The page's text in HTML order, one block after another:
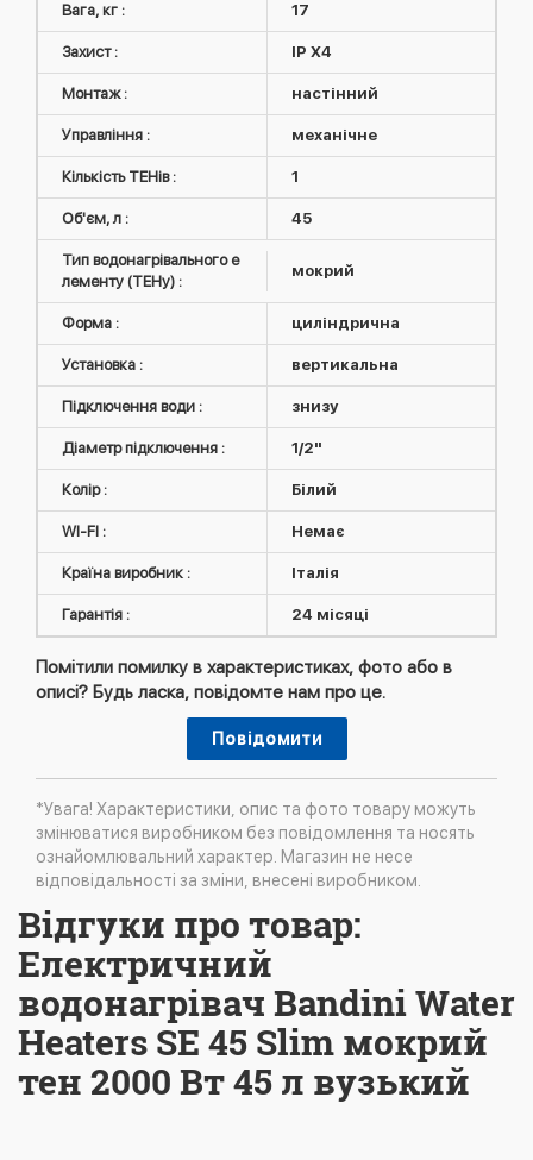
Вага, кг : 17
Захист : IP X4
Монтаж : настінний
Управління : механічне
Кількість ТЕНів : 1
Об'єм, л : 45
Тип водонагрівального е
лементу (ТЕНу) :
мокрий
Форма : циліндрична
Установка : вертикальна
Підключення води : знизу
Діаметр підключення : 1/2"
Колір : Білий
WI-FI : Немає
Країна виробник : Італія
Гарантія : 24 місяці
Помітили помилку в характеристиках, фото або в
описі? Будь ласка, повідомте нам про це.
Повідомити
*Увага! Характеристики, опис та фото товару можуть
змінюватися виробником без повідомлення та носять
ознайомлювальний характер. Магазин не несе
відповідальності за зміни, внесені виробником.
Відгуки про товар:
Електричний
водонагрівач Bandini Water
Heaters SE 45 Slim мокрий
тен 2000 Вт 45 л вузький